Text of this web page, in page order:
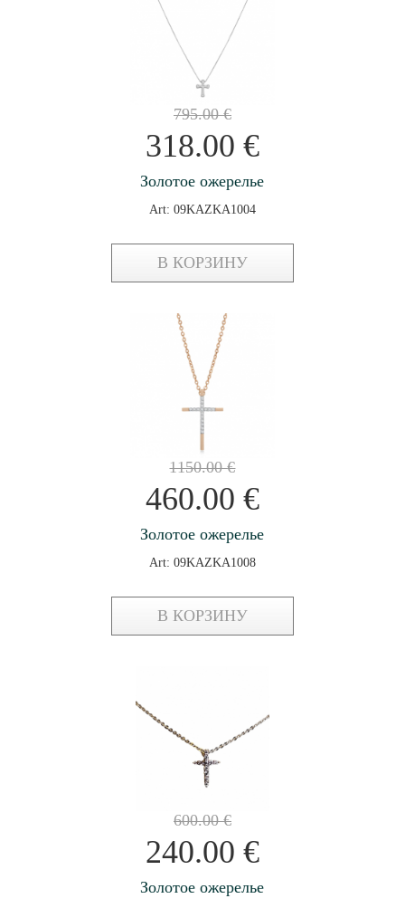
795.00€
318.00 €
Золотое ожерелье
Art: 09KAZKA1004
В КОРЗИНУ
1150.00€
460.00 €
Золотое ожерелье
Art: 09KAZKA1008
В КОРЗИНУ
600.00€
240.00 €
Золотое ожерелье